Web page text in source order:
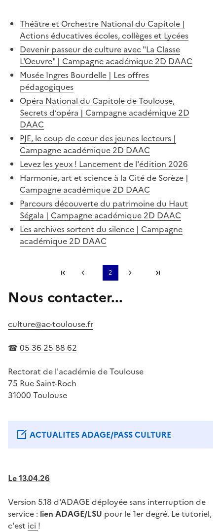
Théâtre et Orchestre National du Capitole |
Actions éducatives écoles, collèges et Lycées
Devenir passeur de culture avec "La Classe
L'Oeuvre" | Campagne académique 2D DAAC
Musée Ingres Bourdelle | Les offres
pédagogiques
Opéra National du Capitole de Toulouse,
Secrets d’opéra | Campagne académique 2D
DAAC
PJE, le coup de cœur des jeunes lecteurs |
Campagne académique 2D DAAC
Levez les yeux ! Lancement de l'édition 2026
Harmonie, art et science à la Cité de Sorèze |
Campagne académique 2D DAAC
Parcours découverte du patrimoine du Haut
Ségala | Campagne académique 2D DAAC
Les archives sortent du silence | Campagne
académique 2D DAAC
Première page
Page précédente
2
Page suivanteDernière page
S'abonner à Accordéon
Nous contacter...
culture@ac-toulouse.fr
☎ 05 36 25 88 62
Rectorat de l'académie de Toulouse
75 Rue Saint-Roch
31000 Toulouse
ACTUALITES ADAGE/PASS CULTURE
Le 13.04.26
Version 5.18 d'ADAGE déployée sans interruption de
service : lien ADAGE/LSU pour le 1er degré. Le tutoriel,
c'est ici !